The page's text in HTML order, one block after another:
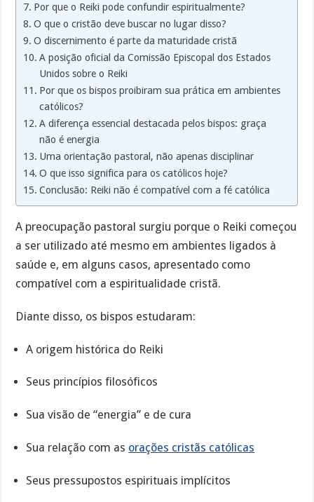
Por que o Reiki pode confundir espiritualmente?
O que o cristão deve buscar no lugar disso?
O discernimento é parte da maturidade cristã
A posição oficial da Comissão Episcopal dos Estados
Unidos sobre o Reiki
Por que os bispos proibiram sua prática em ambientes
católicos?
A diferença essencial destacada pelos bispos: graça
não é energia
Uma orientação pastoral, não apenas disciplinar
O que isso significa para os católicos hoje?
Conclusão: Reiki não é compatível com a fé católica
A preocupação pastoral surgiu porque o Reiki começou
a ser utilizado até mesmo em ambientes ligados à
saúde e, em alguns casos, apresentado como
compatível com a espiritualidade cristã.
Diante disso, os bispos estudaram:
A origem histórica do Reiki
Seus princípios filosóficos
Sua visão de “energia” e de cura
Sua relação com as orações cristãs católicas
Seus pressupostos espirituais implícitos